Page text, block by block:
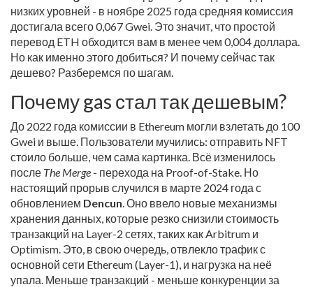
низких уровней - в ноябре 2025 года средняя комиссия
достигала всего 0,067 Gwei. Это значит, что простой
перевод ETH обходится вам в менее чем 0,004 доллара.
Но как именно этого добиться? И почему сейчас так
дешево? Разберемся по шагам.
Почему gas стал так дешевым?
До 2022 года комиссии в Ethereum могли взлетать до 100
Gwei и выше. Пользователи мучились: отправить NFT
стоило больше, чем сама картинка. Всё изменилось
после The Merge - перехода на Proof-of-Stake. Но
настоящий прорыв случился в марте 2024 года с
обновлением Dencun . Оно ввело новые механизмы
хранения данных, которые резко снизили стоимость
транзакций на Layer-2 сетях, таких как Arbitrum и
Optimism. Это, в свою очередь, отвлекло трафик с
основной сети Ethereum (Layer-1), и нагрузка на неё
упала. Меньше транзакций - меньше конкуренции за